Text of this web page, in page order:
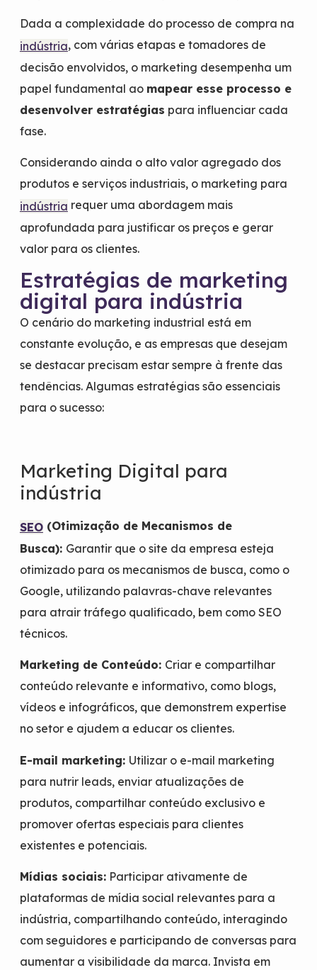
Dada a complexidade do processo de compra na
indústria, com várias etapas e tomadores de
decisão envolvidos, o marketing desempenha um
papel fundamental ao mapear esse processo e
desenvolver estratégias para influenciar cada
fase.
Considerando ainda o alto valor agregado dos
produtos e serviços industriais, o marketing para
indústria requer uma abordagem mais
aprofundada para justificar os preços e gerar
valor para os clientes.
Estratégias de marketing
digital para indústria
O cenário do marketing industrial está em
constante evolução, e as empresas que desejam
se destacar precisam estar sempre à frente das
tendências. Algumas estratégias são essenciais
para o sucesso:
Marketing Digital para
indústria
SEO(Otimização de Mecanismos de
Busca): Garantir que o site da empresa esteja
otimizado para os mecanismos de busca, como o
Google, utilizando palavras-chave relevantes
para atrair tráfego qualificado, bem como SEO
técnicos.
Marketing de Conteúdo: Criar e compartilhar
conteúdo relevante e informativo, como blogs,
vídeos e infográficos, que demonstrem expertise
no setor e ajudem a educar os clientes.
E-mail marketing: Utilizar o e-mail marketing
para nutrir leads, enviar atualizações de
produtos, compartilhar conteúdo exclusivo e
promover ofertas especiais para clientes
existentes e potenciais.
Mídias sociais:Participar ativamente de
plataformas de mídia social relevantes para a
indústria, compartilhando conteúdo, interagindo
com seguidores e participando de conversas para
aumentar a visibilidade da marca. Invista em